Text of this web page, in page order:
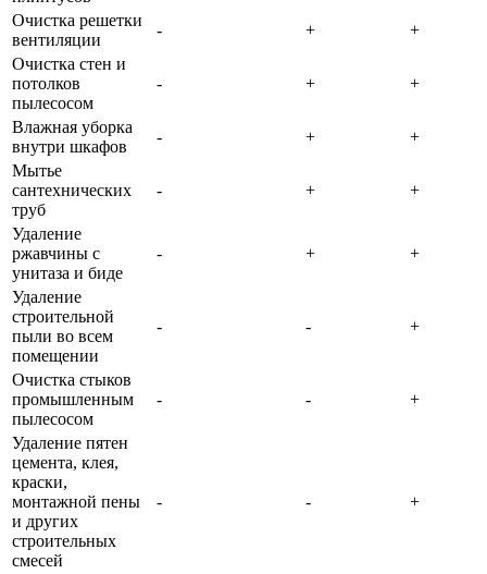
Очистка решетки
вентиляции
- +
+
Очистка стен и
потолков
пылесосом
- + +
Влажная уборка
внутри шкафов
- +
+
Мытье
сантехнических
труб
- + +
Удаление
ржавчины с
унитаза и биде
- + +
Удаление
строительной
пыли во всем
помещении
- - +
Очистка стыков
промышленным
пылесосом
- - +
Удаление пятен
цемента, клея,
краски,
монтажной пены
и других
строительных
смесей
- - +